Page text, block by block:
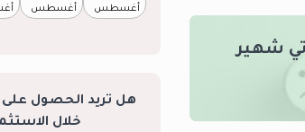
شهير
أغسطس
أغسطس
هل تريد الحصول على
خلال